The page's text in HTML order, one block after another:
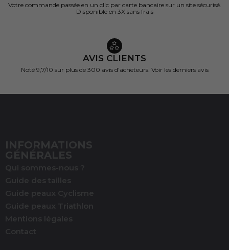
Votre commande passée en un clic par carte bancaire sur un site sécurisé.
Disponible en 3X sans frais
AVIS CLIENTS
Noté 9,7/10 sur plus de 300 avis d’acheteurs. Voir les derniers avis
INFORMATIONS
GÉNÉRALES
Qui sommes-nous ?
Guide des tailles
Guide peaux Cyclisme
Guide peaux Triathlon
Mentions légales
Contact